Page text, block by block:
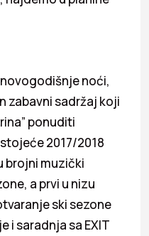
noći,
zabavni sadržaj koji
ponuditi
2017/2018
brojni muzički
a prvi u nizu
ski sezone
i saradnja sa EXIT